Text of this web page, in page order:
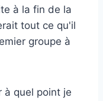
à la fin de la
tout ce qu'il
groupe à
à quel point je